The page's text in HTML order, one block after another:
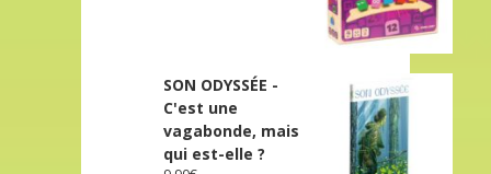
SON ODYSSÉE -
C'est une
vagabonde, mais
qui est-elle ?